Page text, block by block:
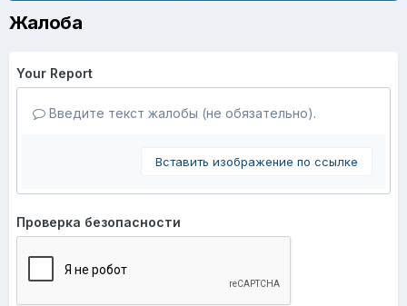
Жалоба
Your Report
Введите текст жалобы (не обязательно).
Вставить изображение по ссылке
Проверка безопасности